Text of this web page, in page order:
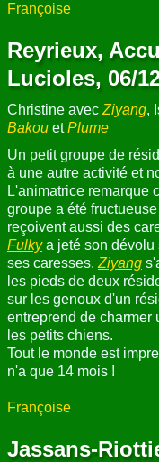
Françoise
Reyrieux,
Lucioles, 06/
Christine avec Ziyang,
Bakou etPlume
Un petit groupe de
à une autre activité et
L'animatrice remarque
groupe a été
reçoivent aussi des
Fulkya jeté son dévolu
ses caresses. Ziyang
les pieds de deux
sur les genoux d'un
entreprend de charmer
les petits chiens.
Tout le monde est
n'a que 14 mois !
Françoise
Jassans-